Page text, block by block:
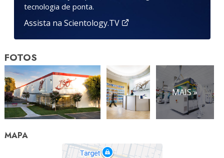
tecnologia de ponta.
Assista na Scientology.TV
FOTOS
MAIS »
MAPA